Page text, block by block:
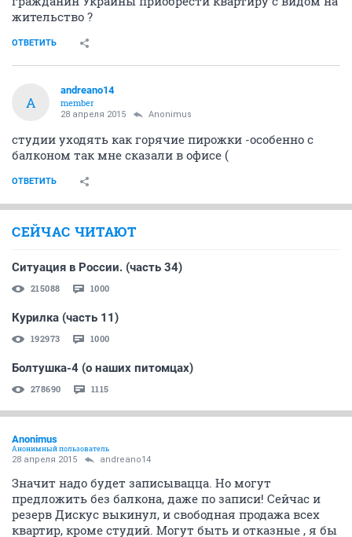
Anоnimus
Анонимный пользователь
вы для начало позвоните в Дискус, может Вам
предложат что-нить и без записи!
ЮлияКрекнина
activist
Ира , привет ! Скажи пожалуйста , может ли
гражданин Украины приобрести квартиру с видом на
жительство ?
andreano14
28 апреля 2015
студии уходять как горячие пирожки -особенно с
балконом так мне сказали в офисе (
ОТВЕТИТЬ
СЕЙЧАС ЧИТАЮТ
1000
Курилка (часть 11)